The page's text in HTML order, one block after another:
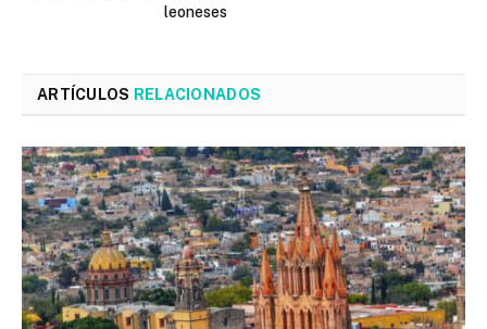
leoneses
ARTÍCULOS RELACIONADOS